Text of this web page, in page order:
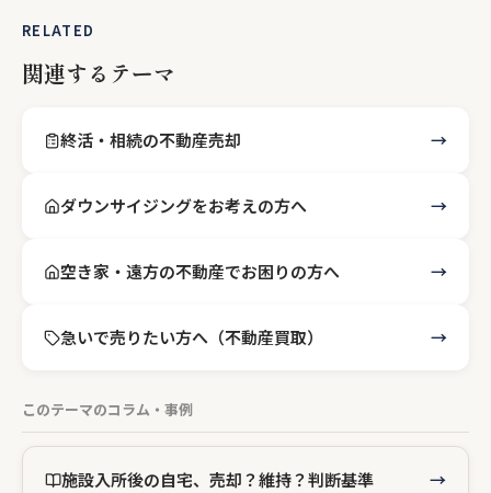
RELATED
関連するテーマ
終活・相続の不動産売却
ダウンサイジングをお考えの方へ
空き家・遠方の不動産でお困りの方へ
急いで売りたい方へ（不動産買取）
このテーマのコラム・事例
施設入所後の自宅、売却？維持？判断基準